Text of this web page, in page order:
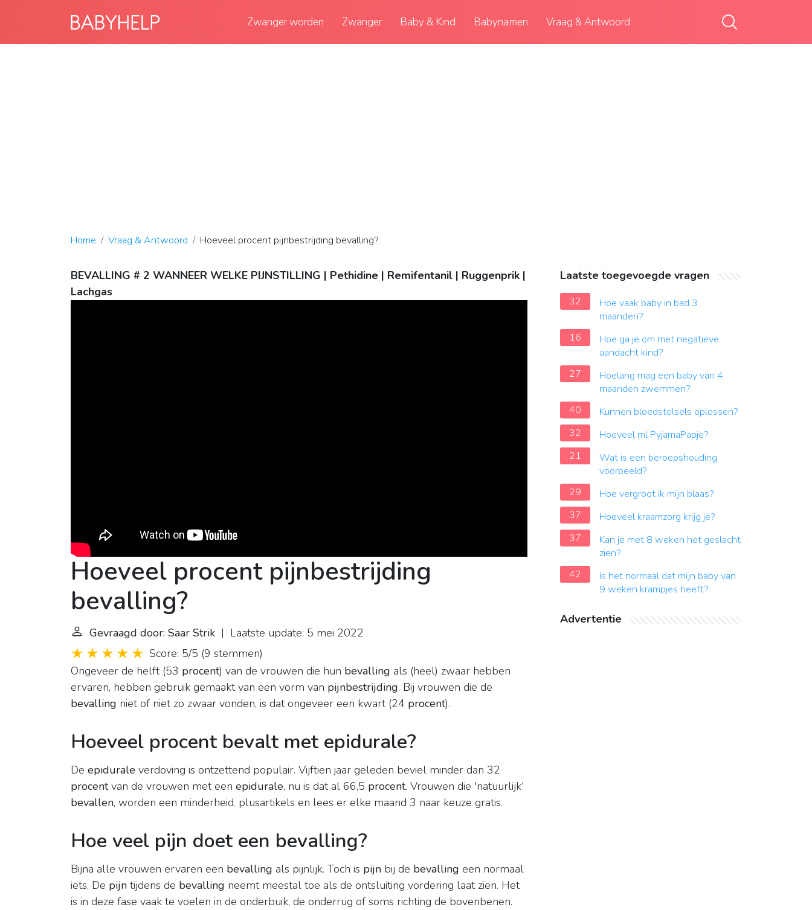
Zwanger worden Zwanger Baby & Kind Babynamen Vraag & Antwoord
Home Vraag & Antwoord Hoeveel procent pijnbestrijding bevalling?
BEVALLING # 2 WANNEER WELKE PIJNSTILLING | Pethidine | Remifentanil | Ruggenprik |
Lachgas
Hoeveel procent pijnbestrijding
bevalling?
Gevraagd door: Saar Strik | Laatste update: 5 mei 2022
Score: 5/5 (9 stemmen)
Ongeveer de helft (53 procent) van de vrouwen die hun bevalling als (heel) zwaar hebben
ervaren, hebben gebruik gemaakt van een vorm van pijnbestrijding. Bij vrouwen die de
bevalling niet of niet zo zwaar vonden, is dat ongeveer een kwart (24 procent).
Hoeveel procent bevalt met epidurale?
De epidurale verdoving is ontzettend populair. Vijftien jaar geleden beviel minder dan 32
procentvan de vrouwen met een epidurale, nu is dat al 66,5 procent. Vrouwen die 'natuurlijk'
bevallen, worden een minderheid. plusartikels en lees er elke maand 3 naar keuze gratis.
Hoe veel pijn doet een bevalling?
Bijna alle vrouwen ervaren een bevalling als pijnlijk. Toch is pijn bij de bevalling een normaal
iets. De pijn tijdens de bevalling neemt meestal toe als de ontsluiting vordering laat zien. Het
is in deze fase vaak te voelen in de onderbuik, de onderrug of soms richting de bovenbenen.
Laatste toegevoegde vragen
32
Hoe vaak baby in bad 3
maanden?
16
Hoe ga je om met negatieve
aandacht kind?
27
Hoelang mag een baby van 4
maanden zwemmen?
40
Kunnen bloedstolsels oplossen?
32
Hoeveel ml PyjamaPapje?
21
Wat is een beroepshouding
voorbeeld?
29
Hoe vergroot ik mijn blaas?
37
Hoeveel kraamzorg krijg je?
37
Kan je met 8 weken het geslacht
zien?
42
Is het normaal dat mijn baby van
9 weken krampjes heeft?
Advertentie